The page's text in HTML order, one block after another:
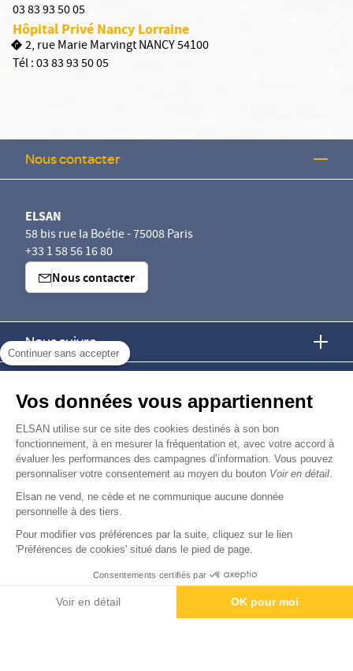
Continuer sans accepter
Vos données vous appartiennent
ELSAN utilise sur ce site des cookies destinés à son bon
fonctionnement, à en mesurer la fréquentation et, avec votre accord à
évaluer les performances des campagnes d’information. Vous pouvez
personnaliser votre consentement au moyen du bouton Voir en détail
Elsan ne vend, ne cède et ne communique aucune donnée
personnelle à des tiers.
Pour modifier vos préférences par la suite, cliquez sur le lien
'Préférences de cookies' situé dans le pied de page.
Consentements certifiés par
Voir en détail OK pour moi
03 83 93 50 05
Hôpital Privé Nancy Lorraine
2, rue Marie Marvingt NANCY 54100
Tél :03 83 93 50 05
Nous contacter
ELSAN
58 bis rue la Boétie - 75008 Paris
+33 1 58 56 16 80
Nous contacter
Nous suivre
Nous rejoindre
Devenir fournisseur
© Copyright 2026 Elsan
Mentions Légales-Données personnelles
Agence digitale : VOID